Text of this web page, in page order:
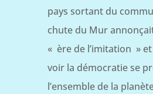
pays sortant du
chute du Mur annonçait
« ère de l’imitation »
voir la démocratie se
l’ensemble de la